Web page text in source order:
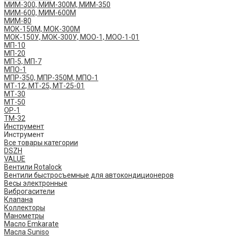
МИМ-300, МИМ-300М, МИМ-350
МИМ-600, МИМ-600М
МИМ-80
МОК-150М, МОК-300М
МОК-150У, МОК-300У, МОО-1, МОО-1-01
МП-10
МП-20
МП-5, МП-7
МПО-1
МПР-350, МПР-350М, МПО-1
МТ-12, МТ-25, МТ-25-01
МТ-30
МТ-50
ОР-1
ТМ-32
Инструмент
Инструмент
Все товары категории
DSZH
VALUE
Вентили Rotalock
Вентили быстросъемные для автокондиционеров
Весы электронные
Виброгасители
Клапана
Коллекторы
Манометры
Масло Emkarate
Масла Suniso